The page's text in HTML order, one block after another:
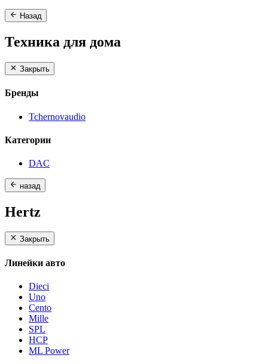
Назад
Техника для дома
Закрыть
Бренды
Tchernovaudio
Категории
DAC
назад
Hertz
Закрыть
Линейки авто
Dieci
Uno
Cento
Mille
SPL
HCP
ML Power